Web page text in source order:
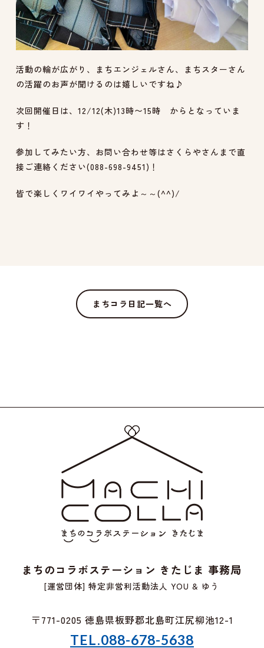
活動の輪が広がり、まちエンジェルさん、まちスターさん
の活躍のお声が聞けるのは嬉しいですね♪
次回開催日は、12/12(木)13時〜15時 からとなっていま
す！
参加してみたい方、お問い合わせ等はさくらやさんまで直
接ご連絡ください(088-698-9451)！
皆で楽しくワイワイやってみよ～～(^^)/
まちコラ日記一覧へ
まちのコラボステーション きたじま 事務局
[運営団体] 特定非営利活動法人 YOU & ゆう
〒771-0205 徳島県板野郡北島町江尻柳池12-1
TEL.088-678-5638